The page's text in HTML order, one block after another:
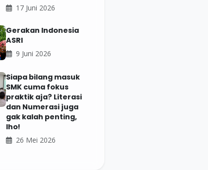
17 Juni 2026
Gerakan Indonesia
ASRI
9 Juni 2026
Siapa bilang masuk
SMK cuma fokus
praktik aja? Literasi
dan Numerasi juga
gak kalah penting,
lho!
26 Mei 2026